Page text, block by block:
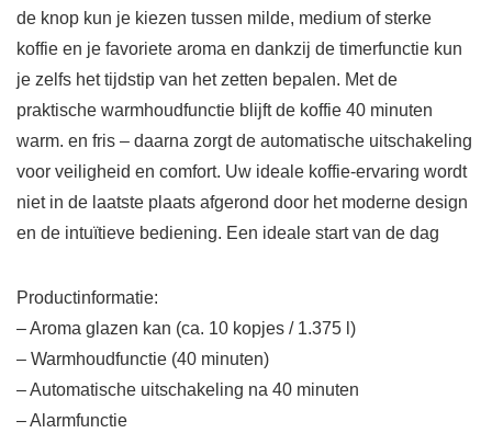
de knop kun je kiezen tussen milde, medium of sterke
koffie en je favoriete aroma en dankzij de timerfunctie kun
je zelfs het tijdstip van het zetten bepalen. Met de
praktische warmhoudfunctie blijft de koffie 40 minuten
warm. en fris – daarna zorgt de automatische uitschakeling
voor veiligheid en comfort. Uw ideale koffie-ervaring wordt
niet in de laatste plaats afgerond door het moderne design
en de intuïtieve bediening. Een ideale start van de dag
Productinformatie:
– Aroma glazen kan (ca. 10 kopjes / 1.375 l)
– Warmhoudfunctie (40 minuten)
– Automatische uitschakeling na 40 minuten
– Alarmfunctie